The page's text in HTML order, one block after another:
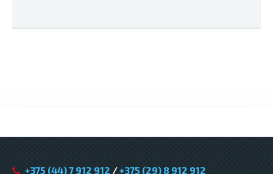
+375 (44) 7 912 912 /+375 (29) 8 912 912